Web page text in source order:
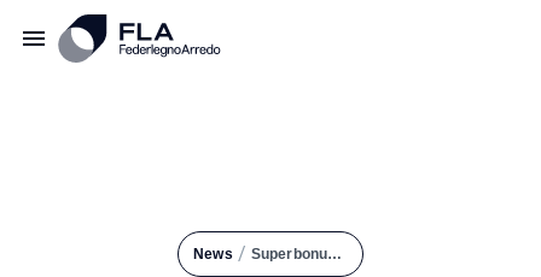
News / Superbonus e SOA Novità